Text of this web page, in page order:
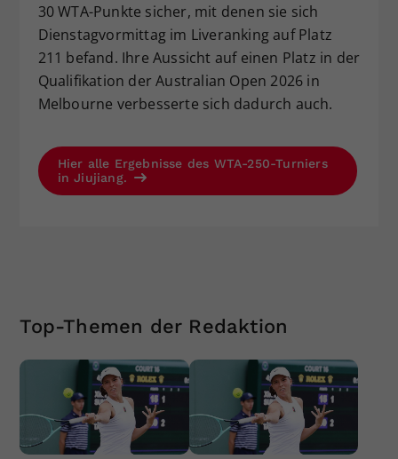
30 WTA-Punkte sicher, mit denen sie sich
Dienstagvormittag im Liveranking auf Platz
211 befand. Ihre Aussicht auf einen Platz in der
Qualifikation der Australian Open 2026 in
Melbourne verbesserte sich dadurch auch.
Hier alle Ergebnisse des WTA-250-Turniers
in Jiujiang.
Top-Themen der Redaktion